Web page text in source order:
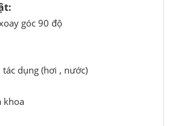
góc 90 độ
dụng (hơi , nước)
khoa